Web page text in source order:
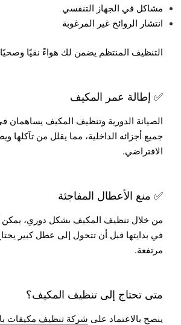
مشاكل في الجهاز التنفسي
انتشار الروائح غير المرغوبة
التنظيف المنتظم يضمن لك هواءً نقيًا
✅ إطالة عمر المكيف
الصيانة الدورية وتنظيف المكيف يساهمان
جميع أجزائه الداخلية، مما يقلل من تآكلها
الافتراضي.
✅ منع الأعطال المفاجئة
من خلال تنظيف المكيف بشكل دوري،
في بدايتها قبل أن تتحول إلى عطل كبير
مرتفعة.
متى تحتاج إلى تنظيف المكيف؟
ينصح بالاعتماد على شركة تنظيف مكيفات